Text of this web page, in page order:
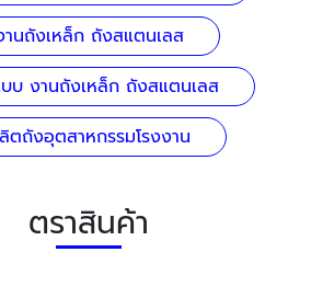
านถังเหล็ก ถังสแตนเลส
บ งานถังเหล็ก ถังสแตนเลส
ตถังอุตสาหกรรมโรงงาน
ตราสินค้า